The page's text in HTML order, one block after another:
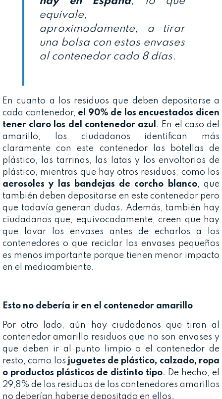
equivale,
aproximadamente, a tirar
una bolsa con estos envases
al contenedor cada 8 días.
En cuanto a los residuos que deben depositarse a
cada contenedor, el 90% de los encuestados dicen
tener claro los del contenedor azul . En el caso del
amarillo, los ciudadanos identifican más
claramente con este contenedor las botellas de
plástico, las tarrinas, las latas y los envoltorios de
plástico, mientras que hay otros residuos, como los
aerosoles y las bandejas de corcho blanco, que
también deben depositarse en este contenedor pero
que todavía generan dudas. Además, también hay
ciudadanos que, equivocadamente, creen que hay
que lavar los envases antes de echarlos a los
contenedores o que reciclar los envases pequeños
es menos importante porque tienen menor impacto
en el medioambiente.
Esto no debería ir en el contenedor amarillo
Por otro lado, aún hay ciudadanos que tiran al
contenedor amarillo residuos que no son envases y
que deben ir al punto limpio o el contenedor de
resto, como los juguetes de plástico, calzado, ropa
o productos plásticos de distinto tipo. De hecho, el
29,8% de los residuos de los contenedores amarillos
no deberían haberse depositado en ellos.